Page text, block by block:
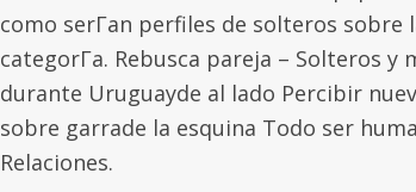
como serГ­an perfiles de solteros sobre
categorГ­a. Rebusca pareja – Solteros y
durante Uruguayde al lado Percibir
sobre garrade la esquina Todo ser
Relaciones.